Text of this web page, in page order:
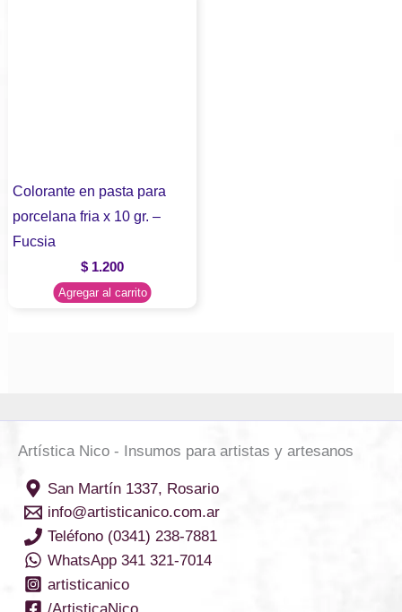
Colorante en pasta para
porcelana fria x 10 gr. –
Fucsia
$ 1.200
Agregar al carrito
Artística Nico - Insumos para artistas y artesanos
San Martín 1337, Rosario
info@artisticanico.com.ar
Teléfono (0341) 238-7881
WhatsApp 341 321-7014
artisticanico
/ArtisticaNico